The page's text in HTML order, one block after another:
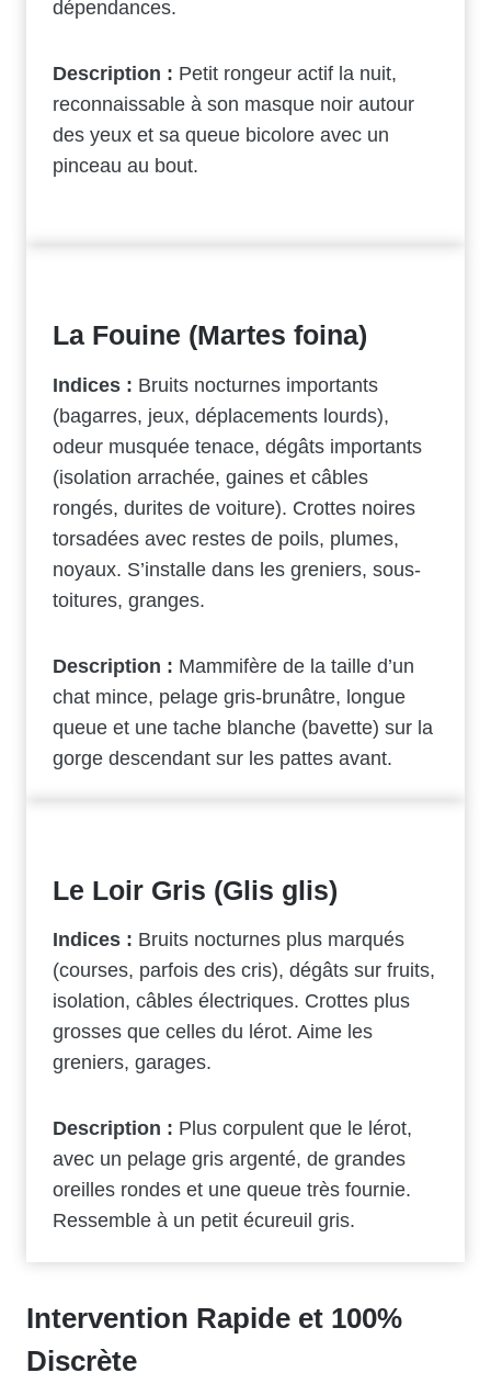
dépendances.
Description : Petit rongeur actif la nuit,
reconnaissable à son masque noir autour
des yeux et sa queue bicolore avec un
pinceau au bout.
La Fouine (Martes foina)
Indices : Bruits nocturnes importants
(bagarres, jeux, déplacements lourds),
odeur musquée tenace, dégâts importants
(isolation arrachée, gaines et câbles
rongés, durites de voiture). Crottes noires
torsadées avec restes de poils, plumes,
noyaux. S’installe dans les greniers, sous-
toitures, granges.
Description : Mammifère de la taille d’un
chat mince, pelage gris-brunâtre, longue
queue et une tache blanche (bavette) sur la
gorge descendant sur les pattes avant.
Le Loir Gris (Glis glis)
Indices : Bruits nocturnes plus marqués
(courses, parfois des cris), dégâts sur fruits,
isolation, câbles électriques. Crottes plus
grosses que celles du lérot. Aime les
greniers, garages.
Description : Plus corpulent que le lérot,
avec un pelage gris argenté, de grandes
oreilles rondes et une queue très fournie.
Ressemble à un petit écureuil gris.
Intervention Rapide et 100%
Discrète